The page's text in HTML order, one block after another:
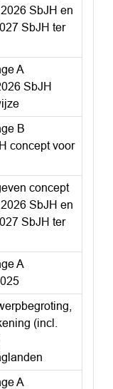
SbJH en
SbJH ter
A
SbJH
B
concept voor
concept
SbJH en
SbJH ter
A
(incl.
A